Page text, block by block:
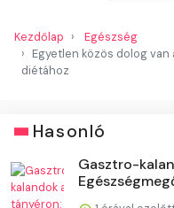
Kezdőlap
Egészség
Egyetlen közös dolog van
diétához
Hasonló
Gasztro-